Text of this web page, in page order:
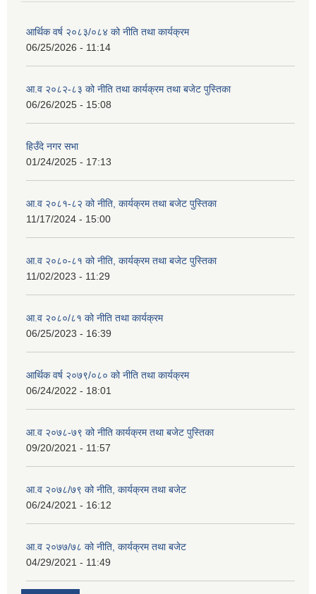
आर्थिक वर्ष २०८३/०८४ को नीति तथा कार्यक्रम
06/25/2026 - 11:14
आ.व २०८२-८३ को नीति तथा कार्यक्रम तथा बजेट पुस्तिका
06/26/2025 - 15:08
हिउँदे नगर सभा
01/24/2025 - 17:13
आ.व २०८१-८२ को नीति, कार्यक्रम तथा बजेट पुस्तिका
11/17/2024 - 15:00
आ.व २०८०-८१ को नीति, कार्यक्रम तथा बजेट पुस्तिका
11/02/2023 - 11:29
आ.व २०८०/८१ को नीति तथा कार्यक्रम
06/25/2023 - 16:39
आर्थिक वर्ष २०७९/०८० को नीति तथा कार्यक्रम
06/24/2022 - 18:01
आ.व २०७८-७९ को नीति कार्यक्रम तथा बजेट पुस्तिका
09/20/2021 - 11:57
आ.व २०७८/७९ को नीति, कार्यक्रम तथा बजेट
06/24/2021 - 16:12
आ.व २०७७/७८ को नीति, कार्यक्रम तथा बजेट
04/29/2021 - 11:49